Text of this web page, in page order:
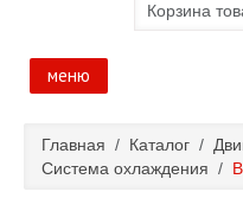
Корзина
меню
Каталог
Главная / Каталог /
Система охлаждения /